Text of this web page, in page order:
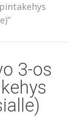
3-os